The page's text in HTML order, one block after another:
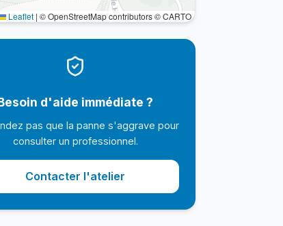
Leaflet | © OpenStreetMap contributors © CARTO
d'aide immédiate ?
pas que la panne s'aggrave pour
consulter un professionnel.
Contacter l'atelier